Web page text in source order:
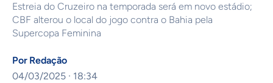
Estreia do Cruzeiro na temporada será em novo estádio;
CBF alterou o local do jogo contra o Bahia pela
Supercopa Feminina
Por Redação
04/03/2025 · 18:34